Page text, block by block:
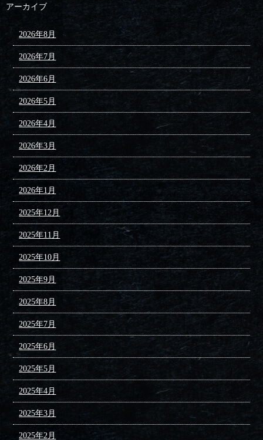
アーカイブ
2026年8月
2026年7月
2026年6月
2026年5月
2026年4月
2026年3月
2026年2月
2026年1月
2025年12月
2025年11月
2025年10月
2025年9月
2025年8月
2025年7月
2025年6月
2025年5月
2025年4月
2025年3月
2025年2月